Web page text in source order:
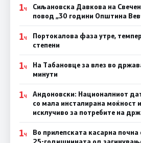
1Ч
Сиљановска Давкова на
повод „30 години Општина
1Ч
Портокалова фаза утре,
степени
1Ч
На Табановце за влез во
минути
1Ч
Андоновски: Националниот
со мала инсталирана моќност
исклучиво за потребите на
1Ч
Во прилепската касарна